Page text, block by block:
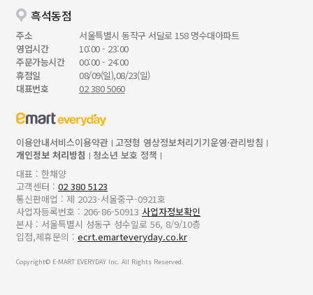
흑석동점
주소
서울특별시 동작구 서달로 158 명수대아파트
영업시간
10:00 - 23:00
주문가능시간
00:00 - 24:00
휴점일
08/09(일),08/23(일)
대표번호
02 380 5060
이용안내서비스이용약관 고정형 영상정보처리기기운영·관리방침
개인정보 처리방침
청소년 보호 정책
대표 : 한채양
고객센터 : 02 380 5123
통신판매업 : 제 2023-서울중구-0921호
사업자등록번호 : 206-86-50913 사업자정보확인
본사 : 서울특별시 성동구 성수일로 56, 8/9/10층
입점,제휴문의 : ecrt.emarteveryday.co.kr
Copyright© E-MART EVERYDAY Inc. All Rights Reserved.